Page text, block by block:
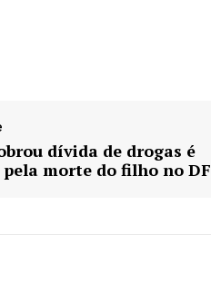
dívida de drogas é
morte do filho no DF